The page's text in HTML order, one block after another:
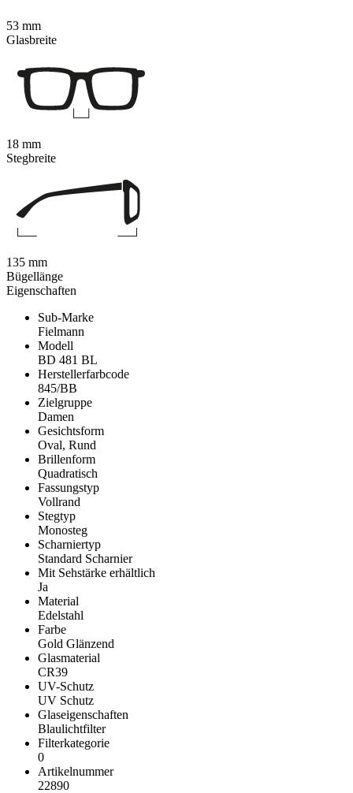
Eigenschaften
Sub-Marke
Fielmann
Modell
BD 481 BL
Herstellerfarbcode
845/BB
Zielgruppe
Damen
Gesichtsform
Oval, Rund
Brillenform
Quadratisch
Fassungstyp
Vollrand
Stegtyp
Monosteg
Scharniertyp
Standard Scharnier
Mit Sehstärke erhältlich
Ja
Material
Edelstahl
Farbe
Gold Glänzend
Glasmaterial
CR39
UV-Schutz
UV Schutz
Glaseigenschaften
Blaulichtfilter
Filterkategorie
0
Artikelnummer
22890
53 mm
Glasbreite
18 mm
Stegbreite
135 mm
Bügellänge